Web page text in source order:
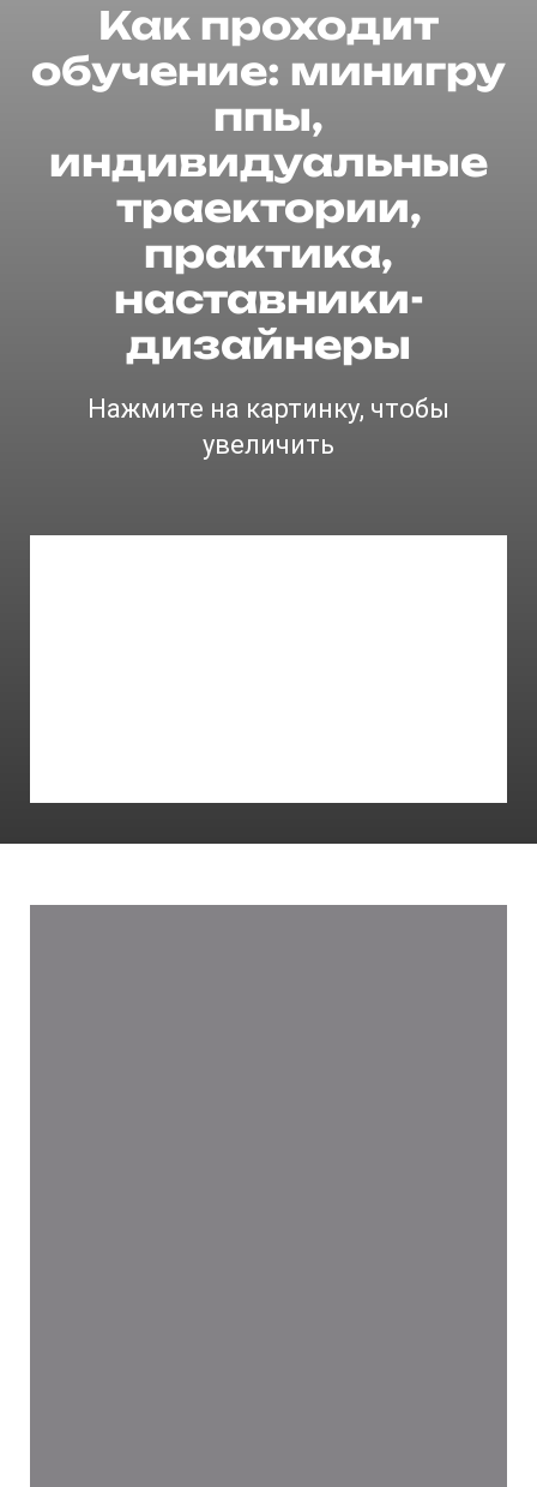
Как проходит
обучение: минигру
ппы,
индивидуальные
траектории,
практика,
наставники-
дизайнеры
Нажмите на картинку, чтобы
увеличить